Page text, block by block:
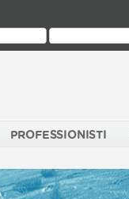
PROFESSIONISTI